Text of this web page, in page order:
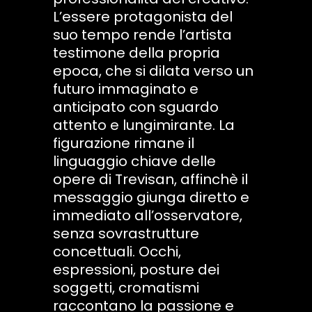
L’essere protagonista del
suo tempo rende l’artista
testimone della propria
epoca, che si dilata verso un
futuro immaginato e
anticipato con sguardo
attento e lungimirante. La
figurazione rimane il
linguaggio chiave delle
opere di Trevisan, affinchè il
messaggio giunga diretto e
immediato all’osservatore,
senza sovrastrutture
concettuali. Occhi,
espressioni, posture dei
soggetti, cromatismi
raccontano la passione e